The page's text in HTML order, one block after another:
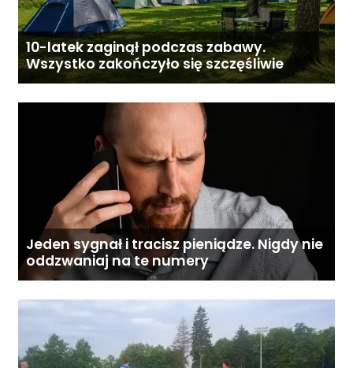
10-latek zaginął podczas zabawy.
Wszystko zakończyło się szczęśliwie
Jeden sygnał i tracisz pieniądze. Nigdy nie
oddzwaniaj na te numery